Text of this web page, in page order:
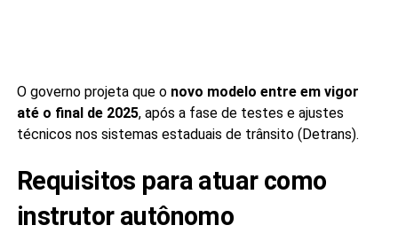
O governo projeta que o novo modelo entre em vigor
até o final de 2025, após a fase de testes e ajustes
técnicos nos sistemas estaduais de trânsito (Detrans).
Requisitos para atuar como
instrutor autônomo